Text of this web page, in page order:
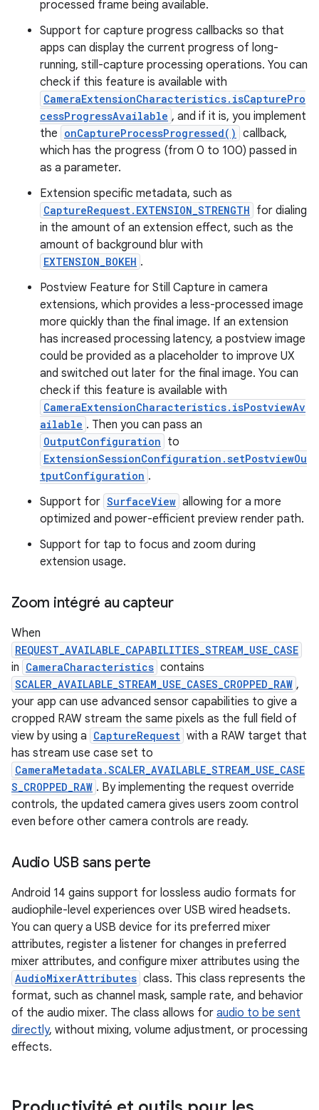
processed frame being available.
Support for capture progress callbacks so that
apps can display the current progress of long-
running, still-capture processing operations. You can
check if this feature is available with
CameraExtensionCharacteristics.isCapturePro
cessProgressAvailable , and if it is, you implement
the onCaptureProcessProgressed() callback,
which has the progress (from 0 to 100) passed in
as a parameter.
Extension specific metadata, such as
CaptureRequest.EXTENSION_STRENGTH for dialing
in the amount of an extension effect, such as the
amount of background blur with
EXTENSION_BOKEH .
Postview Feature for Still Capture in camera
extensions, which provides a less-processed image
more quickly than the final image. If an extension
has increased processing latency, a postview image
could be provided as a placeholder to improve UX
and switched out later for the final image. You can
check if this feature is available with
CameraExtensionCharacteristics.isPostviewAv
ailable . Then you can pass an
OutputConfiguration to
ExtensionSessionConfiguration.setPostviewOu
tputConfiguration .
Support for SurfaceView allowing for a more
optimized and power-efficient preview render path.
Support for tap to focus and zoom during
extension usage.
Zoom intégré au capteur
When
REQUEST_AVAILABLE_CAPABILITIES_STREAM_USE_CASE
in CameraCharacteristics contains
SCALER_AVAILABLE_STREAM_USE_CASES_CROPPED_RAW ,
your app can use advanced sensor capabilities to give a
cropped RAW stream the same pixels as the full field of
view by using a CaptureRequest with a RAW target that
has stream use case set to
CameraMetadata.SCALER_AVAILABLE_STREAM_USE_CASE
S_CROPPED_RAW . By implementing the request override
controls, the updated camera gives users zoom control
even before other camera controls are ready.
Audio USB sans perte
Android 14 gains support for lossless audio formats for
audiophile-level experiences over USB wired headsets.
You can query a USB device for its preferred mixer
attributes, register a listener for changes in preferred
mixer attributes, and configure mixer attributes using the
AudioMixerAttributes class. This class represents the
format, such as channel mask, sample rate, and behavior
of the audio mixer. The class allows for audio to be sent
directly, without mixing, volume adjustment, or processing
effects.